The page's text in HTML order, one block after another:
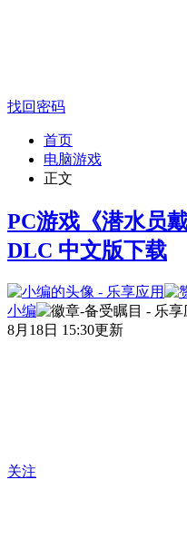
找回密码
首页
电脑游戏
正文
PC游戏《潜水员
DLC 中文版下载
小编
8月18日 15:30更新
关注